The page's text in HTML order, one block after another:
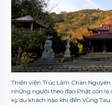
Thiền viện Trúc Lâm Chân
những người theo đạo Phật còn là
kỳ du khách nào khi đến Vũng